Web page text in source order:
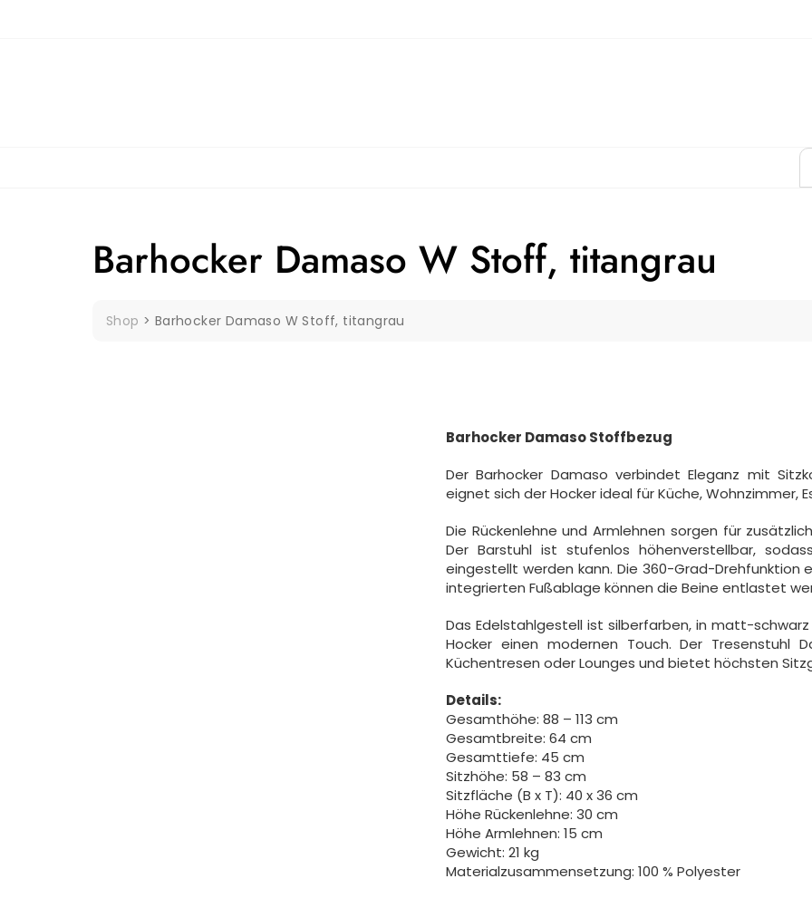
Barhocker Damaso W Stoff, titangrau
Shop > Barhocker Damaso W Stoff, titangrau
Barhocker Damaso Stoffbezug
Der Barhocker Damaso verbindet Eleganz mit
eignet sich der Hocker ideal für Küche, Wohnzimmer,
Die Rückenlehne und Armlehnen sorgen für
Der Barstuhl ist stufenlos höhenverstellbar,
eingestellt werden kann. Die 360-Grad-Drehfunktion
integrierten Fußablage können die Beine entlastet
Das Edelstahlgestell ist silberfarben, in matt-
Hocker einen modernen Touch. Der Tresenstuhl
Küchentresen oder Lounges und bietet höchsten
Details:
Gesamthöhe: 88 – 113 cm
Gesamtbreite: 64 cm
Gesamttiefe: 45 cm
Sitzhöhe: 58 – 83 cm
Sitzfläche (B x T): 40 x 36 cm
Höhe Rückenlehne: 30 cm
Höhe Armlehnen: 15 cm
Gewicht: 21 kg
Materialzusammensetzung: 100 % Polyester